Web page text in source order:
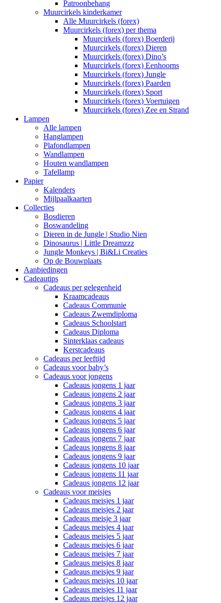
Patroonbehang
Muurcirkels kinderkamer
Alle Muurcirkels (forex)
Muurcirkels (forex) per thema
Muurcirkels (forex) Boerderij
Muurcirkels (forex) Dieren
Muurcirkels (forex) Dino’s
Muurcirkels (forex) Eenhoorns
Muurcirkels (forex) Jungle
Muurcirkels (forex) Paarden
Muurcirkels (forex) Sport
Muurcirkels (forex) Voertuigen
Muurcirkels (forex) Zee en Strand
Lampen
Alle lampen
Hanglampen
Plafondlampen
Wandlampen
Houten wandlampen
Tafellamp
Papier
Kalenders
Mijlpaalkaarten
Collecties
Bosdieren
Boswandeling
Dieren in de Jungle | Studio Nien
Dinosaurus | Little Dreamzzz
Jungle Monkeys | Bi&Li Creaties
Op de Bouwplaats
Aanbiedingen
Cadeautips
Cadeaus per gelegenheid
Kraamcadeaus
Cadeaus Communie
Cadeaus Zwemdiploma
Cadeaus Schoolstart
Cadeaus Diploma
Sinterklaas cadeaus
Kerstcadeaus
Cadeaus per leeftijd
Cadeaus voor baby’s
Cadeaus voor jongens
Cadeaus jongens 1 jaar
Cadeaus jongens 2 jaar
Cadeaus jongens 3 jaar
Cadeaus jongens 4 jaar
Cadeaus jongens 5 jaar
Cadeaus jongens 6 jaar
Cadeaus jongens 7 jaar
Cadeaus jongens 8 jaar
Cadeaus jongens 9 jaar
Cadeaus jongens 10 jaar
Cadeaus jongens 11 jaar
Cadeaus jongens 12 jaar
Cadeaus voor meisjes
Cadeaus meisjes 1 jaar
Cadeaus meisjes 2 jaar
Cadeaus meisje 3 jaar
Cadeaus meisjes 4 jaar
Cadeaus meisjes 5 jaar
Cadeaus meisjes 6 jaar
Cadeaus meisjes 7 jaar
Cadeaus meisjes 8 jaar
Cadeaus meisjes 9 jaar
Cadeaus meisjes 10 jaar
Cadeaus meisjes 11 jaar
Cadeaus meisjes 12 jaar